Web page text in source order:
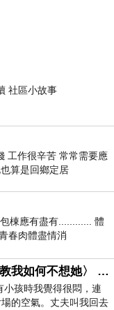
讀 社區小故事
工作很辛苦 常常需要應
算是回鄉定居
棟應有盡有............ 體
春肉體盡情消
AI葛蘭婚後復出作〈教我如何不想她〉 #戀上老電影 #葛蘭 #粟子
小孩時我覺得很悶，連
的空氣。丈夫叫我回去